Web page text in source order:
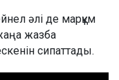
әлі де марқұм
жазба
сипаттады.